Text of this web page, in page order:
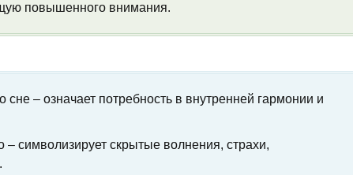
повышенного внимания.
сне – означает потребность в внутренней гармонии и
– символизирует скрытые волнения, страхи,